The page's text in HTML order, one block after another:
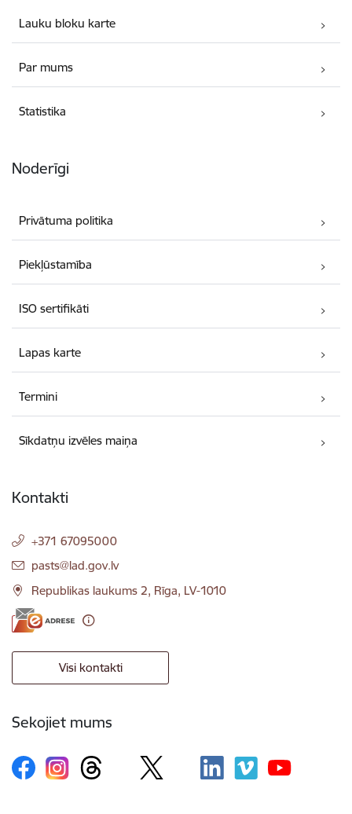
Lauku bloku karte
Par mums
Statistika
Noderīgi
Privātuma politika
Piekļūstamība
ISO sertifikāti
Lapas karte
Termini
Sīkdatņu izvēles maiņa
Kontakti
+371 67095000
E-pasts:
pasts@lad.gov.lv
Republikas laukums 2, Rīga, LV-1010
Visi kontakti
Sekojiet mums